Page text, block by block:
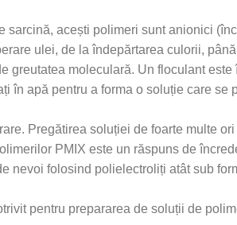
sarcină, acești polimeri sunt anionici
ulei, de la îndepărtarea culorii,
greutatea moleculară. Un floculant este
în apă pentru a forma o soluție care se
Pregătirea soluției de foarte multe ori
PMIX este un răspuns de
nevoi folosind polielectroliți atât sub
pentru prepararea de soluții de